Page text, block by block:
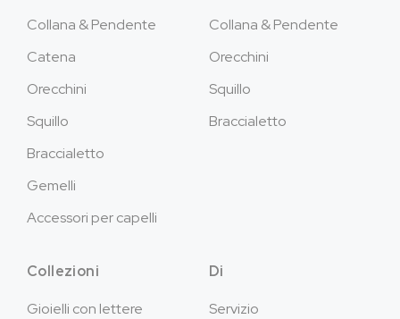
Collana & Pendente
Catena
Orecchini
Squillo
Braccialetto
Gemelli
Accessori per capelli
Collana & Pendente
Orecchini
Squillo
Braccialetto
Collezioni
Gioielli con lettere
Di
Servizio